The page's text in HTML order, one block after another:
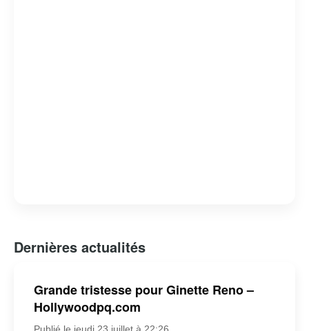
Dernières actualités
Grande tristesse pour Ginette Reno –
Hollywoodpq.com